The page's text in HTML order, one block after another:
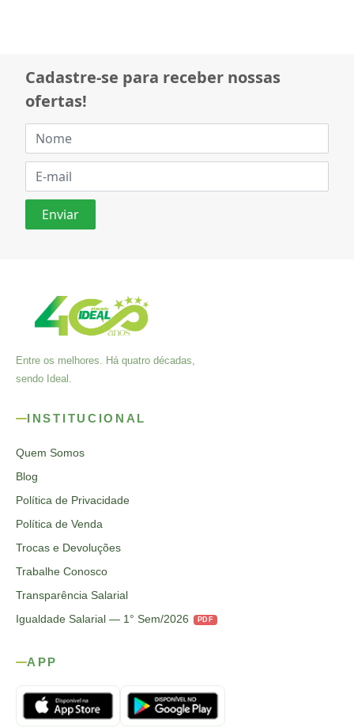
Cadastre-se para receber nossas
ofertas!
Entre os melhores. Há quatro décadas,
sendo Ideal.
INSTITUCIONAL
Quem Somos
Blog
Política de Privacidade
Política de Venda
Trocas e Devoluções
Trabalhe Conosco
Transparência Salarial
Igualdade Salarial — 1° Sem/2026
PDF
APP